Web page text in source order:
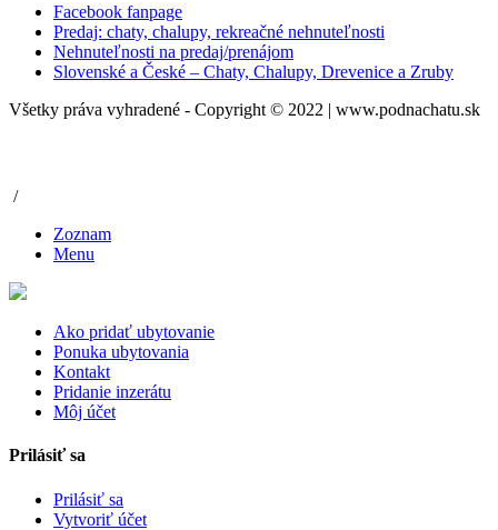
Facebook fanpage
Predaj: chaty, chalupy, rekreačné nehnuteľnosti
Nehnuteľnosti na predaj/prenájom
Slovenské a České – Chaty, Chalupy, Drevenice a Zruby
Všetky práva vyhradené - Copyright © 2022 | www.podnachatu.sk
/
Zoznam
Menu
Ako pridať ubytovanie
Ponuka ubytovania
Kontakt
Pridanie inzerátu
Môj účet
Prilásiť sa
Prilásiť sa
Vytvoriť účet